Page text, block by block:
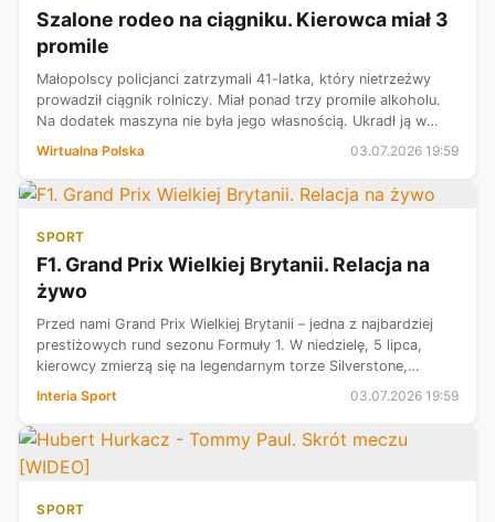
Szalone rodeo na ciągniku. Kierowca miał 3
promile
Małopolscy policjanci zatrzymali 41-latka, który nietrzeźwy
prowadził ciągnik rolniczy. Miał ponad trzy promile alkoholu.
Na dodatek maszyna nie była jego własnością. Ukradł ją w
miejscowości Wysokie w powiecie limanowskim i ruszył w
Wirtualna Polska 03.07.2026 19:59
SPORT
F1. Grand Prix Wielkiej Brytanii. Relacja na
żywo
Przed nami Grand Prix Wielkiej Brytanii – jedna z najbardziej
prestiżowych rund sezonu Formuły 1. W niedzielę, 5 lipca,
kierowcy zmierzą się na legendarnym torze Silverstone,
słynącym z szybkich zakrętów i widowiskowych pojedynków.
Weekend rozgrywany...
Interia Sport 03.07.2026 19:59
SPORT